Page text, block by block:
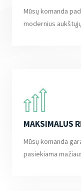
Mūsų komanda
modernius
MAKSIMALUS
Mūsų komanda
pasiekiama